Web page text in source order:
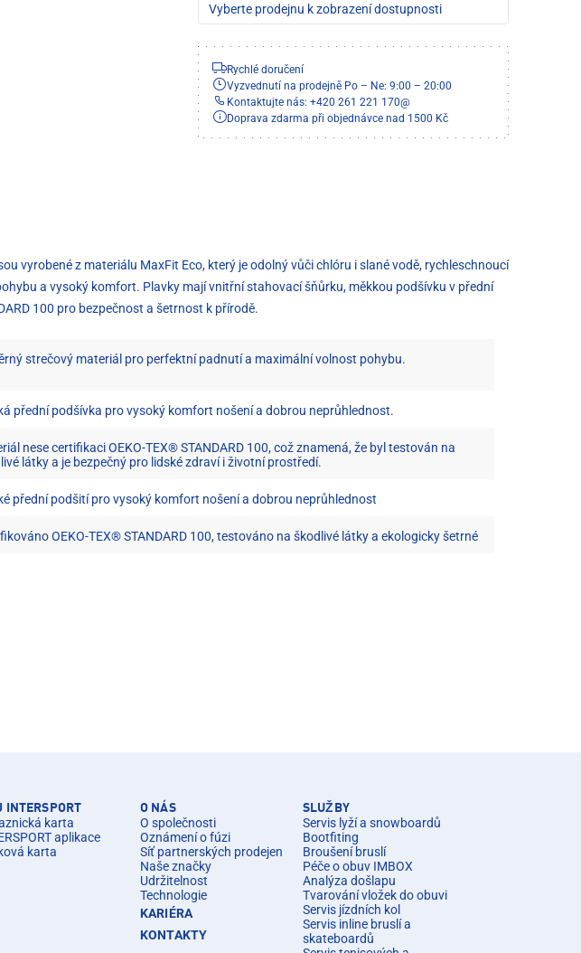
Vyberte prodejnu k zobrazení dostupnosti
Rychlé doručení
Vyzvednutí na prodejně Po – Ne: 9:00 – 20:00
Kontaktujte nás: +420 261 221 170@
Doprava zdarma při objednávce nad 1500 Kč
vyrobené z materiálu MaxFit Eco, který je odolný vůči chlóru i slané vodě, rychleschnoucí
a vysoký komfort. Plavky mají vnitřní stahovací šňůrku, měkkou podšívku v přední
100 pro bezpečnost a šetrnost k přírodě.
strečový materiál pro perfektní padnutí a maximální volnost pohybu.
přední podšívka pro vysoký komfort nošení a dobrou neprůhlednost.
nese certifikaci OEKO-TEX® STANDARD 100, což znamená, že byl testován na
látky a je bezpečný pro lidské zdraví i životní prostředí.
přední podšití pro vysoký komfort nošení a dobrou neprůhlednost
OEKO-TEX® STANDARD 100, testováno na škodlivé látky a ekologicky šetrné
INTERSPORT
karta
aplikace
karta
O NÁS
O společnosti
Oznámení o fúzi
Síť partnerských prodejen
Naše značky
Udržitelnost
Technologie
KARIÉRA
KONTAKTY
SLUŽBY
Servis lyží a snowboardů
Bootfiting
Broušení bruslí
Péče o obuv IMBOX
Analýza došlapu
Tvarování vložek do obuvi
Servis jízdních kol
Servis inline bruslí a
skateboardů